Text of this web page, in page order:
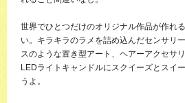
世界でひとつだけのオリジナル作品が作れ
い。キラキラのラメを詰め込んだセンサリ
スのような置き型アート、ヘアーアクセサ
LEDライトキャンドルにスクイーズとスイ
うよ。